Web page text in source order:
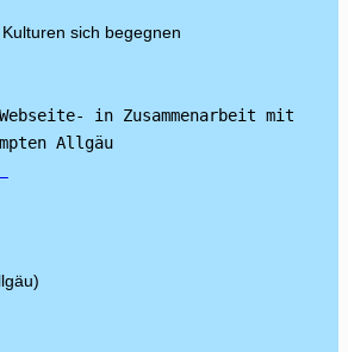
sich begegnen
in Zusammenarbeit mit
Allgäu